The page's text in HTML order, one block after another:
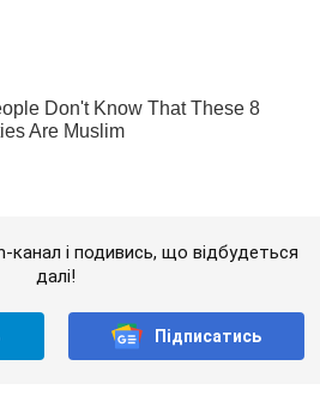
канал і подивись, що відбудеться
далі!
Підписатись